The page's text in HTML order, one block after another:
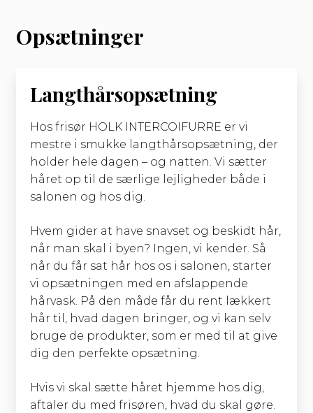
Opsætninger
Langthårsopsætning
Hos frisør HOLK INTERCOIFURRE er vi
mestre i smukke langthårsopsætning, der
holder hele dagen – og natten. Vi sætter
håret op til de særlige lejligheder både i
salonen og hos dig.
Hvem gider at have snavset og beskidt hår,
når man skal i byen? Ingen, vi kender. Så
når du får sat hår hos os i salonen, starter
vi opsætningen med en afslappende
hårvask. På den måde får du rent lækkert
hår til, hvad dagen bringer, og vi kan selv
bruge de produkter, som er med til at give
dig den perfekte opsætning.
Hvis vi skal sætte håret hjemme hos dig,
aftaler du med frisøren, hvad du skal gøre.